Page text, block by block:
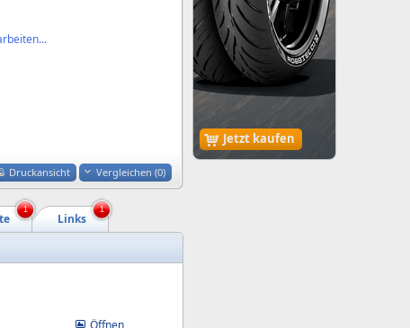
Jetzt kaufen
Druckansicht Vergleichen (0)
Links
1 1
Öffnen